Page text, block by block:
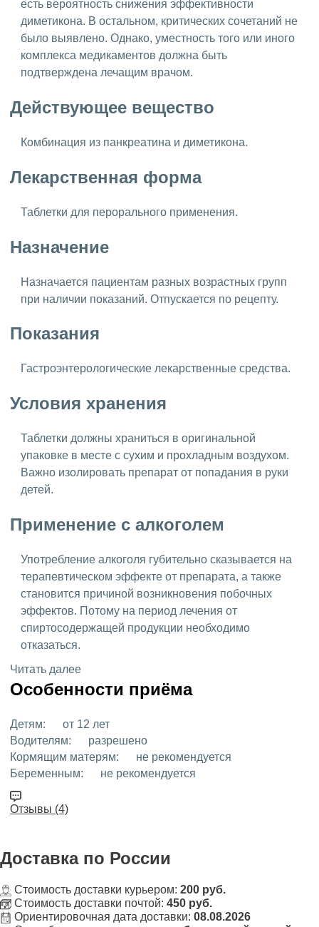
есть вероятность снижения эффективности
диметикона. В остальном, критических сочетаний не
было выявлено. Однако, уместность того или иного
комплекса медикаментов должна быть
подтверждена лечащим врачом.
Действующее вещество
Комбинация из панкреатина и диметикона.
Лекарственная форма
Таблетки для перорального применения.
Назначение
Назначается пациентам разных возрастных групп
при наличии показаний. Отпускается по рецепту.
Показания
Гастроэнтерологические лекарственные средства.
Условия хранения
Таблетки должны храниться в оригинальной
упаковке в месте с сухим и прохладным воздухом.
Важно изолировать препарат от попадания в руки
детей.
Применение с алкоголем
Употребление алкоголя губительно сказывается на
терапевтическом эффекте от препарата, а также
становится причиной возникновения побочных
эффектов. Потому на период лечения от
спиртосодержащей продукции необходимо
отказаться.
Читать далее
Особенности приёма
Детям:
от 12 лет
Водителям:
разрешено
Кормящим матерям:
не рекомендуется
Беременным:
не рекомендуется
Отзывы (4)
Доставка по России
Стоимость доставки курьером: 200 руб.
Стоимость доставки почтой: 450 руб.
Ориентировочная дата доставки: 08.08.2026